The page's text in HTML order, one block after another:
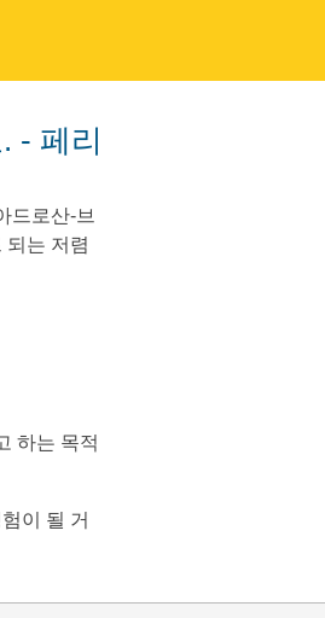
드로산-브
되는 저렴
하는 목적
이 될 거